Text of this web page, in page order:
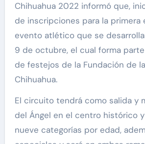
Chihuahua 2022 informó que,
de inscripciones para la primera
evento atlético que se
9 de octubre, el cual forma
de festejos de la Fundación de
Chihuahua.
El circuito tendrá como salida y
del Ángel en el centro histórico
nueve categorías por edad,